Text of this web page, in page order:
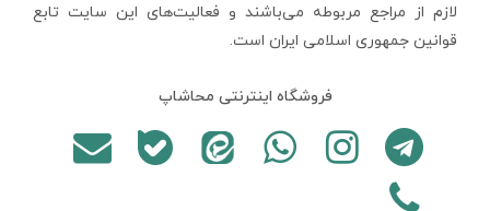
لازم از مراجع مربوطه می‌باشند و فعاليت‌های اين سايت تابع
قوانين جمهوری اسلامی ایران است.
فروشگاه اینترنتی محاشاپ